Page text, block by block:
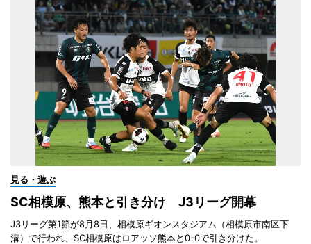
見る・遊ぶ
SC相模原、熊本と引き分け J3リーグ開幕
J3リーグ第1節が8月8日、相模原ギオンスタジアム（相模原市南区下
溝）で行われ、SC相模原はロアッソ熊本と0-0で引き分けた。